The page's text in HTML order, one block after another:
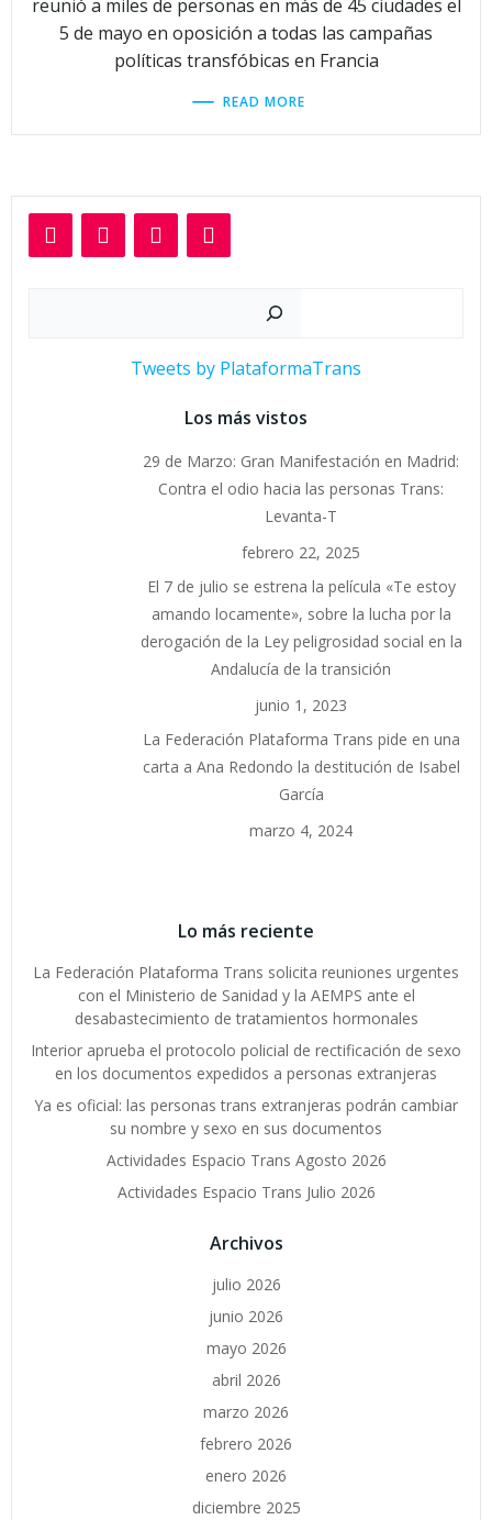
reunió a miles de personas en más de 45 ciudades el
5 de mayo en oposición a todas las campañas
políticas transfóbicas en Francia
READ MORE
Tweets by PlataformaTrans
Los más vistos
29 de Marzo: Gran Manifestación en Madrid:
Contra el odio hacia las personas Trans:
Levanta-T
febrero 22, 2025
El 7 de julio se estrena la película «Te estoy
amando locamente», sobre la lucha por la
derogación de la Ley peligrosidad social en la
Andalucía de la transición
junio 1, 2023
La Federación Plataforma Trans pide en una
carta a Ana Redondo la destitución de Isabel
García
marzo 4, 2024
Lo más reciente
La Federación Plataforma Trans solicita reuniones urgentes
con el Ministerio de Sanidad y la AEMPS ante el
desabastecimiento de tratamientos hormonales
Interior aprueba el protocolo policial de rectificación de sexo
en los documentos expedidos a personas extranjeras
Ya es oficial: las personas trans extranjeras podrán cambiar
su nombre y sexo en sus documentos
Actividades Espacio Trans Agosto 2026
Actividades Espacio Trans Julio 2026
Archivos
julio 2026
junio 2026
mayo 2026
abril 2026
marzo 2026
febrero 2026
enero 2026
diciembre 2025